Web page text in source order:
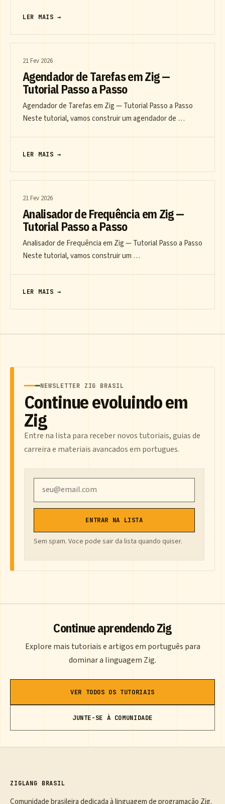
LER MAIS →
21 Fev 2026
Agendador de Tarefas em Zig —
Tutorial Passo a Passo
Agendador de Tarefas em Zig — Tutorial Passo a Passo
Neste tutorial, vamos construir um agendador de …
LER MAIS →
21 Fev 2026
Analisador de Frequência em Zig —
Tutorial Passo a Passo
Analisador de Frequência em Zig — Tutorial Passo a Passo
Neste tutorial, vamos construir um …
LER MAIS →
NEWSLETTER ZIG BRASIL
Continue evoluindo em
Zig
Entre na lista para receber novos tutoriais, guias de
carreira e materiais avancados em portugues.
ENTRAR NA LISTA
Sem spam. Voce pode sair da lista quando quiser.
Continue aprendendo Zig
Explore mais tutoriais e artigos em português para
dominar a linguagem Zig.
VER TODOS OS TUTORIAIS
JUNTE-SE À COMUNIDADE
ZIGLANG BRASIL
Comunidade brasileira dedicada à linguagem de programação Zig.